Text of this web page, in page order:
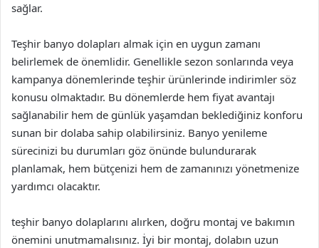
sağlar.
Teşhir banyo dolapları almak için en uygun zamanı
belirlemek de önemlidir. Genellikle sezon sonlarında veya
kampanya dönemlerinde teşhir ürünlerinde indirimler söz
konusu olmaktadır. Bu dönemlerde hem fiyat avantajı
sağlanabilir hem de günlük yaşamdan beklediğiniz konforu
sunan bir dolaba sahip olabilirsiniz. Banyo yenileme
sürecinizi bu durumları göz önünde bulundurarak
planlamak, hem bütçenizi hem de zamanınızı yönetmenize
yardımcı olacaktır.
teşhir banyo dolaplarını alırken, doğru montaj ve bakımın
önemini unutmamalısınız. İyi bir montaj, dolabın uzun